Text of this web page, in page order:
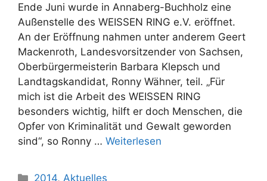
Ende Juni wurde in Annaberg-Buchholz eine
Außenstelle des WEISSEN RING e.V. eröffnet.
An der Eröffnung nahmen unter anderem Geert
Mackenroth, Landesvorsitzender von Sachsen,
Oberbürgermeisterin Barbara Klepsch und
Landtagskandidat, Ronny Wähner, teil. „Für
mich ist die Arbeit des WEISSEN RING
besonders wichtig, hilft er doch Menschen, die
Opfer von Kriminalität und Gewalt geworden
sind“, so Ronny … Weiterlesen
Kategorien
2014, Aktuelles